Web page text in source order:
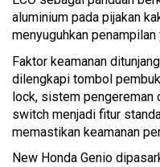
aluminium pada pijakan
menyuguhkan penampilan
Faktor keamanan
dilengkapi tombol
lock, sistem pengereman
switch menjadi fitur
memastikan keamanan
New Honda Genio